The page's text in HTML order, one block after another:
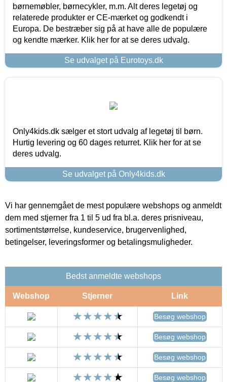
børnemøbler, børnecykler, m.m. Alt deres legetøj og
relaterede produkter er CE-mærket og godkendt i
Europa. De bestræber sig på at have alle de populære
og kendte mærker. Klik her for at se deres udvalg.
Se udvalget på Eurotoys.dk
Only4kids.dk sælger et stort udvalg af legetøj til børn.
Hurtig levering og 60 dages returret. Klik her for at se
deres udvalg.
Se udvalget på Only4kids.dk
Vi har gennemgået de mest populære webshops og anmeldt
dem med stjerner fra 1 til 5 ud fra bl.a. deres prisniveau,
sortimentstørrelse, kundeservice, brugervenlighed,
betingelser, leveringsformer og betalingsmuligheder.
Bedst anmeldte webshops
Webshop Stjerner Link
Besøg webshop
Besøg webshop
Besøg webshop
Besøg webshop